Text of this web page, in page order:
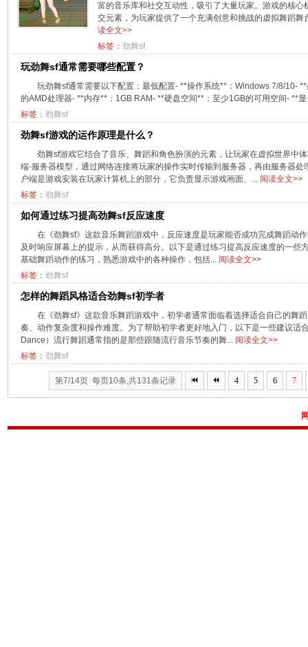
富的音乐库和社交互动性，吸引了大量玩家。游戏的核
交元素，为玩家提供了一个充满创意和挑战的虚拟舞蹈
读全文>>
标签： 劲舞sf
玩劲舞sf通常需要哪些配置？
玩劲舞sf通常需要以下配置：最低配置- **操作系统**：Windows 7/8/10-
的AMD处理器- **内存**：1GB RAM- **硬盘空间**：至少1GB的可用空间- **
标签： 劲舞sf
劲舞sf游戏的运作原理是什么？
劲舞sf游戏它结合了音乐、舞蹈和角色扮演的元素，让玩家在虚拟世界中
端-服务器模型，通过网络连接将玩家的操作实时传输到服务器，再由服务器
户端是游戏安装在玩家计算机上的部分，它负责显示游戏画面、... 阅读全文>>
标签： 劲舞sf
如何通过练习提高劲舞sf反应速度
在《劲舞sf》这款音乐舞蹈游戏中，反应速度是玩家能否成功完成舞蹈动
及时响应屏幕上的提示，从而获得高分。以下是通过练习提高反应速度的一些
基础舞蹈动作的练习，熟悉游戏中的各种操作，包括... 阅读全文>>
标签： 劲舞sf
怎样的舞蹈风格适合劲舞sf初学者
在《劲舞sf》这款音乐舞蹈游戏中，初学者通常面临着选择适合自己的舞
奏、动作复杂度和操作难度。为了帮助初学者更好地入门，以下是一些建议适
Dance）流行舞蹈通常指的是那些跟随流行音乐节奏的舞... 阅读全文>>
标签： 劲舞sf
第7/14页 每页10条,共131条记录 4 5 6 7